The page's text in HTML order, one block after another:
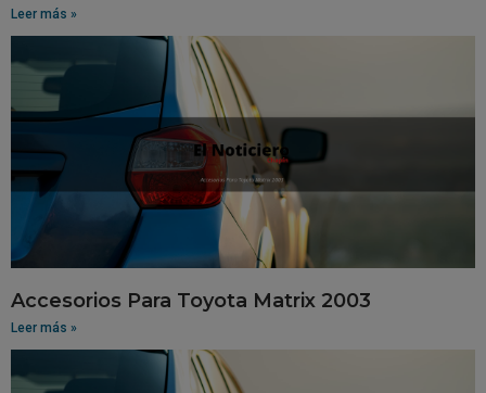
Leer más »
Accesorios Para Toyota Matrix 2003
Leer más »